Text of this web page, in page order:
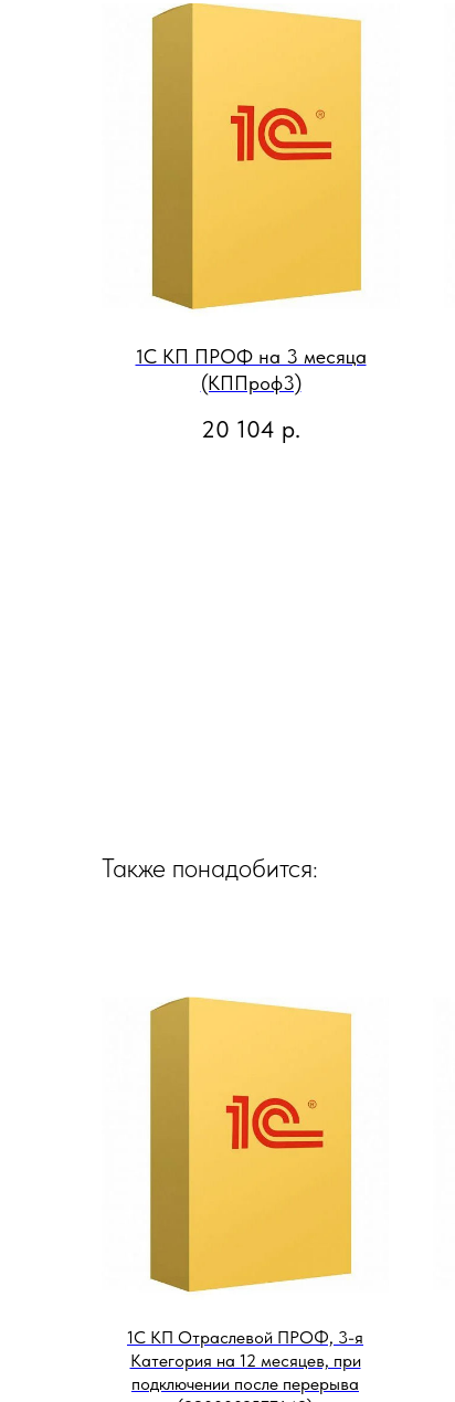
1С КП ПРОФ на 3 месяца
(КППроф3)
20 104 р.
Также понадобится:
1С КП Отраслевой ПРОФ, 3-я
Категория на 12 месяцев, при
подключении после перерыва